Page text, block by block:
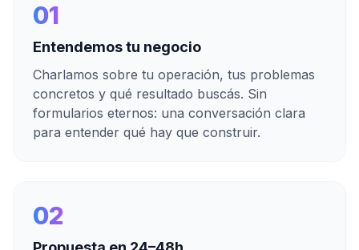
01
Entendemos tu negocio
Charlamos sobre tu operación, tus problemas
concretos y qué resultado buscás. Sin
formularios eternos: una conversación clara
para entender qué hay que construir.
02